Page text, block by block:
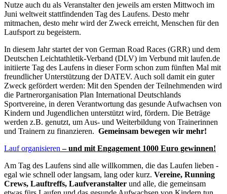
Nutze auch du als Veranstalter den jeweils am ersten Mittwoch im
Juni weltweit stattfindenden Tag des Laufens. Desto mehr
mitmachen, desto mehr wird der Zweck erreicht, Menschen für den
Laufsport zu begeistern.
In diesem Jahr startet der von German Road Races (GRR) und dem
Deutschen Leichtathletik-Verband (DLV) im Verbund mit laufen.de
initiierte Tag des Laufens in dieser Form schon zum fünften Mal mit
freundlicher Unterstützung der DATEV. Auch soll damit ein guter
Zweck gefördert werden: Mit den Spenden der Teilnehmenden wird
die Partnerorganisation Plan International Deutschlands
Sportvereine, in deren Verantwortung das gesunde Aufwachsen von
Kindern und Jugendlichen unterstützt wird, fördern. Die Beträge
werden z.B. genutzt, um Aus- und Weiterbildung von Trainerinnen
und Trainern zu finanzieren. Gemeinsam bewegen wir mehr!
Lauf organisieren – und mit Engagement 1000 Euro gewinnen!
Am Tag des Laufens sind alle willkommen, die das Laufen lieben -
egal wie schnell oder langsam, lang oder kurz. Vereine, Running
Crews, Lauftreffs, Laufveranstalter und alle, die gemeinsam